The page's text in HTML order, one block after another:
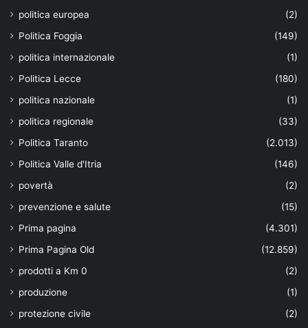
politica europea
(2)
Politica Foggia
(149)
politica internazionale
(1)
Politica Lecce
(180)
politica nazionale
(1)
politica regionale
(33)
Politica Taranto
(2.013)
Politica Valle d'Itria
(146)
povertà
(2)
prevenzione e salute
(15)
Prima pagina
(4.301)
Prima Pagina Old
(12.859)
prodotti a Km 0
(2)
produzione
(1)
protezione civile
(2)